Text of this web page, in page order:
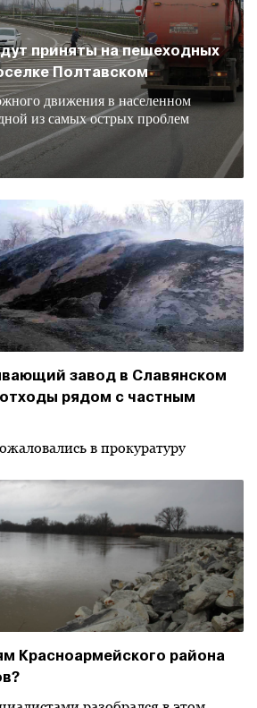
приняты на пешеходных
Полтавском
движения в населенном
из самых острых проблем
завод в Славянском
рядом с частным
в прокуратуру
Красноармейского района